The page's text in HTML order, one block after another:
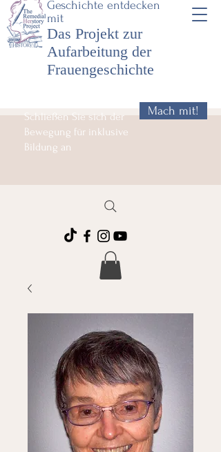
Geschichte entdecken
mit
Das Projekt zur
Aufarbeitung der
Frauengeschichte
Schließen Sie sich der
Bewegung für inklusive
Bildung an
Mach mit!